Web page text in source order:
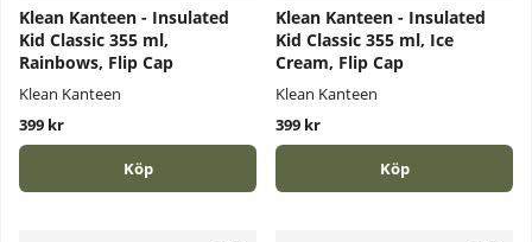
Klean Kanteen - Insulated
Kid Classic 355 ml,
Rainbows, Flip Cap
Klean Kanteen
399 kr
Köp
Klean Kanteen - Insulated
Kid Classic 355 ml, Ice
Cream, Flip Cap
Klean Kanteen
399 kr
Köp